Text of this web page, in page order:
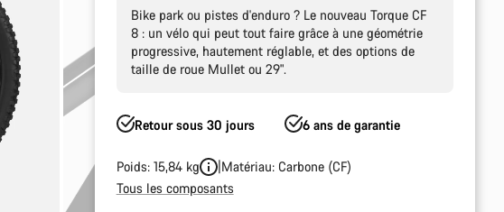
Bike park ou pistes d'enduro ? Le nouveau Torque CF
8 : un vélo qui peut tout faire grâce à une géométrie
progressive, hautement réglable, et des options de
taille de roue Mullet ou 29".
Retour sous 30 jours 6 ans de garantie
Poids: 15,84 kg
Matériau: Carbone (CF)
Tous les composants